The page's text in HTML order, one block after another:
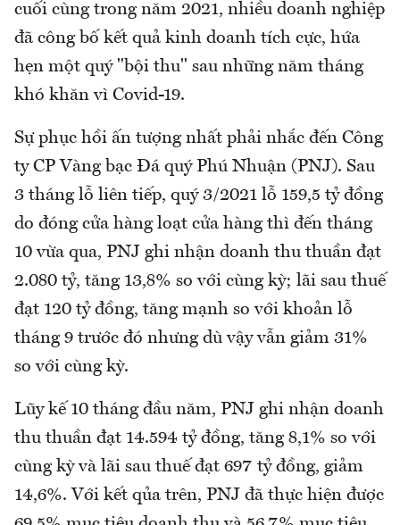
cuối cùng trong năm 2021, nhiều doanh nghiệp
đã công bố kết quả kinh doanh tích cực, hứa
hẹn một quý "bội thu" sau những năm tháng
khó khăn vì Covid-19.
Sự phục hồi ấn tượng nhất phải nhắc đến Công
ty CP Vàng bạc Đá quý Phú Nhuận (PNJ). Sau
3 tháng lỗ liên tiếp, quý 3/2021 lỗ 159,5 tỷ đồng
do đóng cửa hàng loạt cửa hàng thì đến tháng
10 vừa qua, PNJ ghi nhận doanh thu thuần đạt
2.080 tỷ, tăng 13,8% so với cùng kỳ; lãi sau thuế
đạt 120 tỷ đồng, tăng mạnh so với khoản lỗ
tháng 9 trước đó nhưng dù vậy vẫn giảm 31%
so với cùng kỳ.
Lũy kế 10 tháng đầu năm, PNJ ghi nhận doanh
thu thuần đạt 14.594 tỷ đồng, tăng 8,1% so với
cùng kỳ và lãi sau thuế đạt 697 tỷ đồng, giảm
14,6%. Với kết qủa trên, PNJ đã thực hiện được